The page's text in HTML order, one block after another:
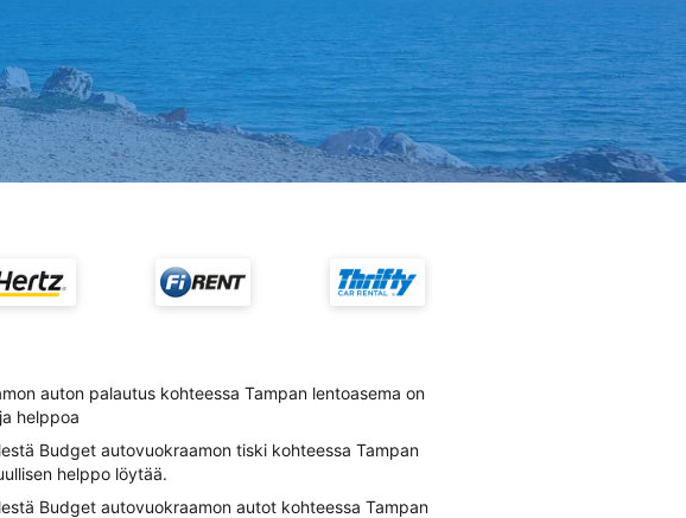
auton palautus kohteessa Tampan lentoasema on
helppoa
Budget autovuokraamon tiski kohteessa Tampan
helppo löytää.
Budget autovuokraamon autot kohteessa Tampan